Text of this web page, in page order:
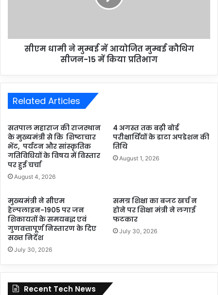
सीएम धामी ने मुम्बई में आयोजित मुम्बई कौथिग
सीजन-15 में किया प्रतिभाग
Related Articles
सतपाल महाराज की राजस्थान
के मुख्यमंत्री से कि शिष्टाचार
भेंट, पर्यटन और सांस्कृतिक
गतिविधियों के विषय में विस्तार
पर हुई चर्चा
August 4, 2026
4 अगस्त तक बढ़ी बोर्ड
परीक्षार्थियों के डाटा अपडेशन की
तिथि
August 1, 2026
मुख्यमंत्री ने सीएम
हेल्पलाइन-1905 पर जन
शिकायतों के समयबद्ध एवं
गुणवत्तापूर्ण निस्तारण के दिए
सख्त निर्देश
July 30, 2026
समग्र शिक्षा का बजट खर्च न
होने पर शिक्षा मंत्री ने लगाई
फटकार
July 30, 2026
Recent Tech News